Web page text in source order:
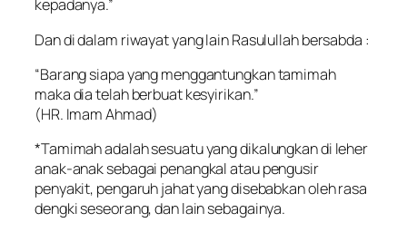
kepadanya.”
Dan di dalam riwayat yang lain Rasulullah bersabda :
“Barang siapa yang menggantungkan tamimah
maka dia telah berbuat kesyirikan.”
(HR. Imam Ahmad)
*Tamimah adalah sesuatu yang dikalungkan di leher
anak-anak sebagai penangkal atau pengusir
penyakit, pengaruh jahat yang disebabkan oleh rasa
dengki seseorang, dan lain sebagainya.